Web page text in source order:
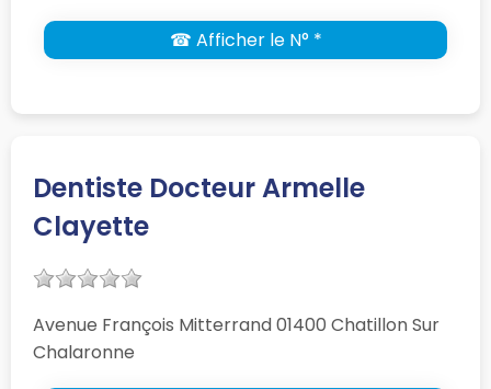
☎ Afficher le N° *
Dentiste Docteur Armelle
Clayette
Avenue François Mitterrand 01400 Chatillon Sur
Chalaronne